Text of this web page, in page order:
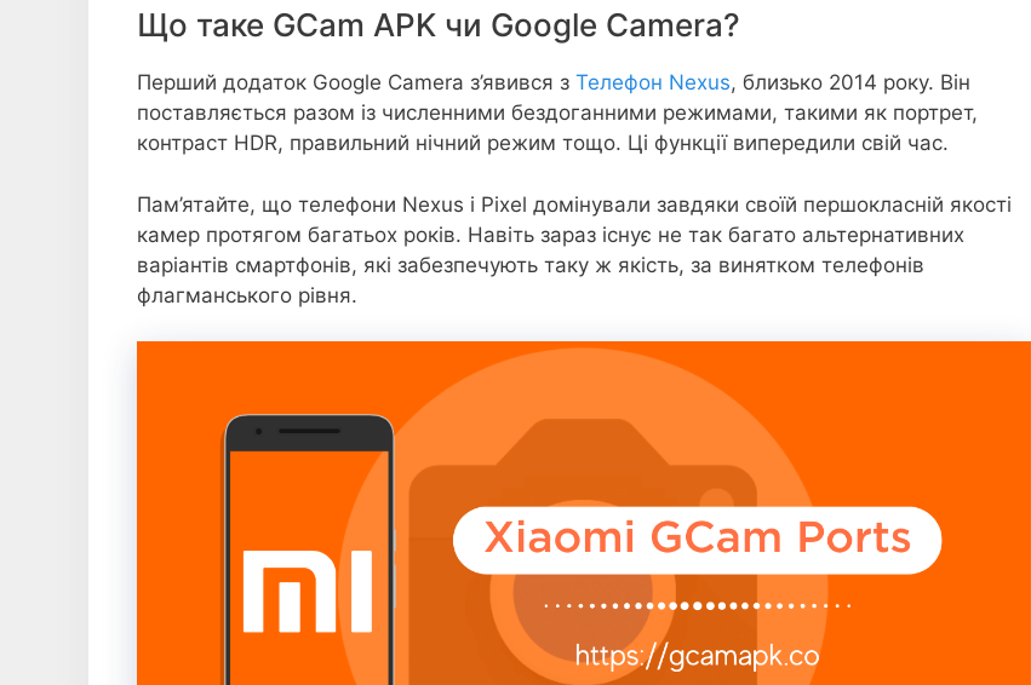
Що таке GCam APK чи Google Camera?
Перший додаток Google Camera з’явився з Телефон Nexus, близько 2014 року. Він
поставляється разом із численними бездоганними режимами, такими як портрет,
контраст HDR, правильний нічний режим тощо. Ці функції випередили свій час.
Пам’ятайте, що телефони Nexus і Pixel домінували завдяки своїй першокласній якості
камер протягом багатьох років. Навіть зараз існує не так багато альтернативних
варіантів смартфонів, які забезпечують таку ж якість, за винятком телефонів
флагманського рівня.